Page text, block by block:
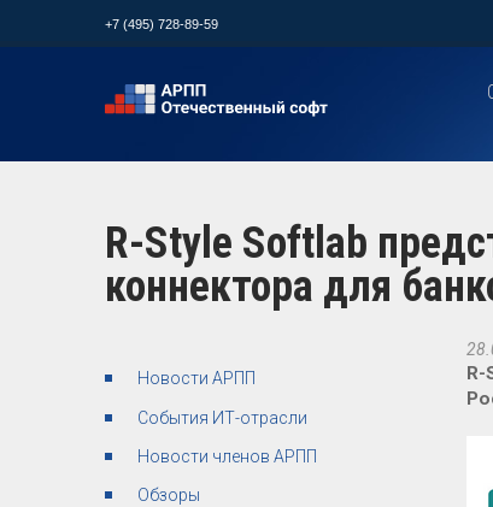
+7 (495) 728-89-59
R-Style Softlab
коннектора для
Новости АРПП
События ИТ-отрасли
Новости членов АРПП
Обзоры